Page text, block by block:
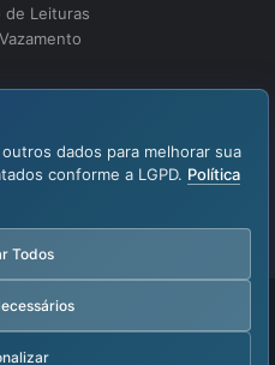
de Leituras
Proteção de Dados
dados para melhorar sua
conforme a LGPD. Política
Todos